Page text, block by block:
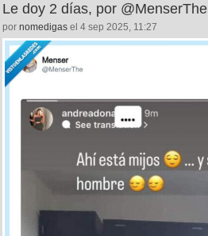
Le doy 2 días, por @MenserThe
por nomedigas el 4 sep 2025, 11:27